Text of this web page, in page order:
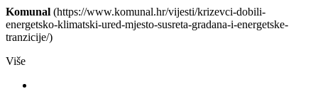
Komunal (https://www.komunal.hr/vijesti/krizevci-dobili-
energetsko-klimatski-ured-mjesto-susreta-gradana-i-energetske-
tranzicije/)
Više